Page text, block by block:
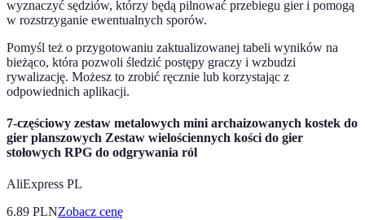
wyznaczyć sędziów, którzy będą pilnować przebiegu gier i pomogą
w rozstrzyganie ewentualnych sporów.
Pomyśl też o przygotowaniu zaktualizowanej tabeli wyników na
bieżąco, która pozwoli śledzić postępy graczy i wzbudzi
rywalizację. Możesz to zrobić ręcznie lub korzystając z
odpowiednich aplikacji.
7-częściowy zestaw metalowych mini archaizowanych kostek do
gier planszowych Zestaw wielościennych kości do gier
stołowych RPG do odgrywania ról
AliExpress PL
6.89 PLNZobacz cenę